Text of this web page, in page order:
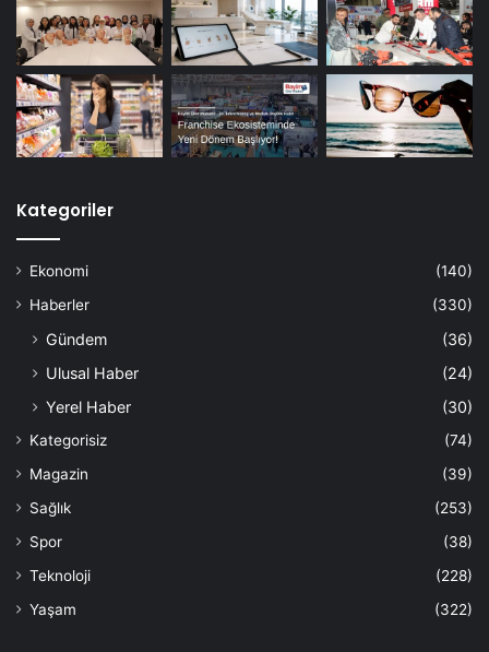
Kategoriler
Ekonomi
(140)
Haberler
(330)
Gündem
(36)
Ulusal Haber
(24)
Yerel Haber
(30)
Kategorisiz
(74)
Magazin
(39)
Sağlık
(253)
Spor
(38)
Teknoloji
(228)
Yaşam
(322)